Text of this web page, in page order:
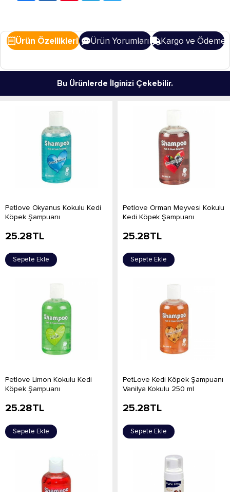
Ürün Özellikleri Ürün Yorumları Kargo ve Ödeme
Bu Ürünlerde İlginizi Çekebilir.
Petlove Okyanus Kokulu Kedi
Köpek Şampuanı
25.28TL
Sepete Ekle
Petlove Orman Meyvesi Kokulu
Kedi Köpek Şampuanı
25.28TL
Sepete Ekle
Petlove Limon Kokulu Kedi
Köpek Şampuanı
25.28TL
Sepete Ekle
PetLove Kedi Köpek Şampuanı
Vanilya Kokulu 250 ml
25.28TL
Sepete Ekle